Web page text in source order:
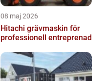
08 maj 2026
Hitachi grävmaskin för
professionell entreprenad